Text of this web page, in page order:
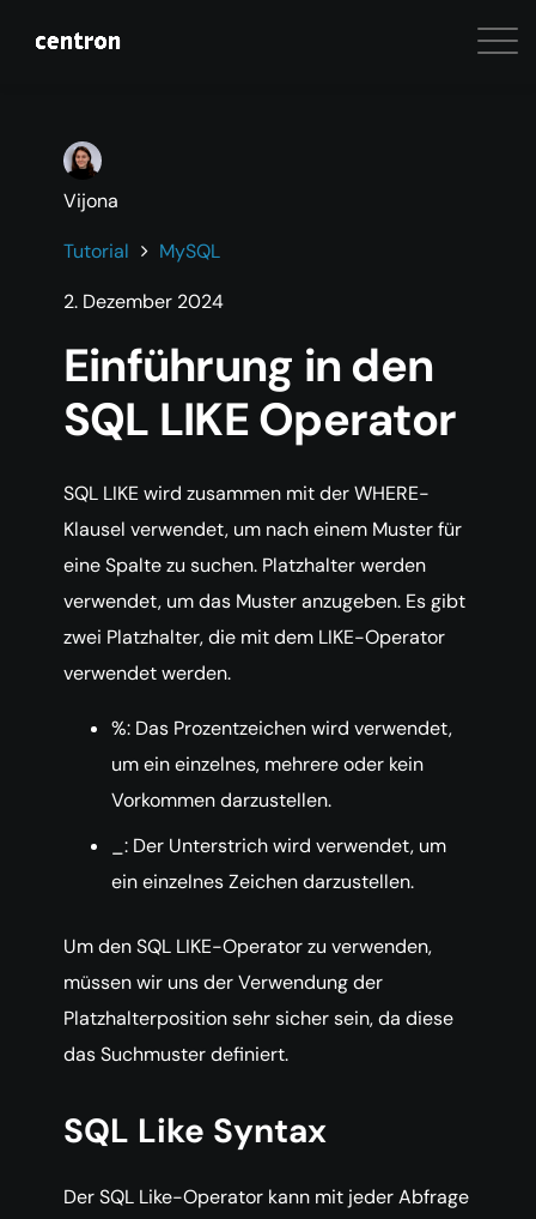
Vijona
Tutorial
MySQL
2. Dezember 2024
Einführung in den
SQL LIKE Operator
SQL LIKE wird zusammen mit der WHERE-
Klausel verwendet, um nach einem Muster für
eine Spalte zu suchen. Platzhalter werden
verwendet, um das Muster anzugeben. Es gibt
zwei Platzhalter, die mit dem LIKE-Operator
verwendet werden.
%: Das Prozentzeichen wird verwendet,
um ein einzelnes, mehrere oder kein
Vorkommen darzustellen.
_: Der Unterstrich wird verwendet, um
ein einzelnes Zeichen darzustellen.
Um den SQL LIKE-Operator zu verwenden,
müssen wir uns der Verwendung der
Platzhalterposition sehr sicher sein, da diese
das Suchmuster definiert.
SQL Like Syntax
Der SQL Like-Operator kann mit jeder Abfrage